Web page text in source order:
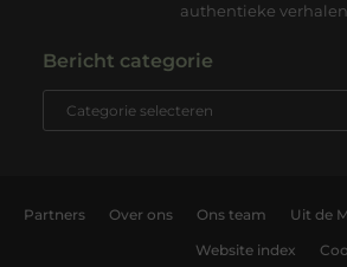
authentieke
Bericht categorie
Partners Over ons Ons team Uit de
Website index